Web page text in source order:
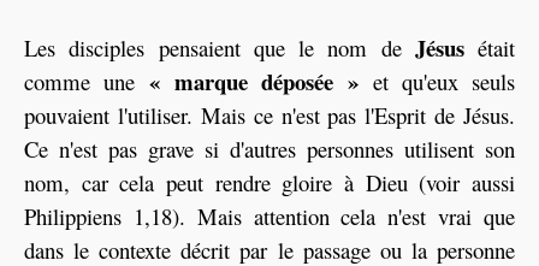
Les disciples pensaient que le nom de Jésusétait
comme une « marque déposée » et qu'eux seuls
pouvaient l'utiliser. Mais ce n'est pas l'Esprit de Jésus.
Ce n'est pas grave si d'autres personnes utilisent son
nom, car cela peut rendre gloire à Dieu (voir aussi
Philippiens 1,18). Mais attention cela n'est vrai que
dans le contexte décrit par le passage ou la personne